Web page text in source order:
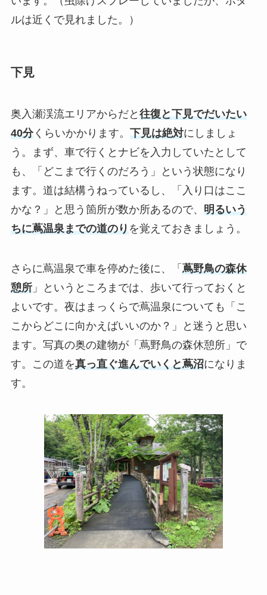
ルは近くで見れました。）
下見
奥入瀬渓流エリアからだと 往復と下見でだいたい
40分くらいかかります。 下見は絶対にしましょ
う。まず、車で行くとナビを入力していたとして
も、「どこまで行くのだろう」という状態になり
ます。道は結構うねっているし、「入り口はここ
かな？」と思う箇所が数か所あるので、 明るいう
ちに蔦温泉までの道のりを覚えておきましょう。
さらに蔦温泉で車を停めた後に、「 蔦野鳥の森休
憩所」というところまでは、歩いて行っておくと
よいです。夜はまっくらで蔦温泉についても「こ
こからどこに向かえばいいのか？」と迷うと思い
ます。写真の奥の建物が「蔦野鳥の森休憩所」で
す。この道を真っ直ぐ進んでいくと蔦沼になりま
す。